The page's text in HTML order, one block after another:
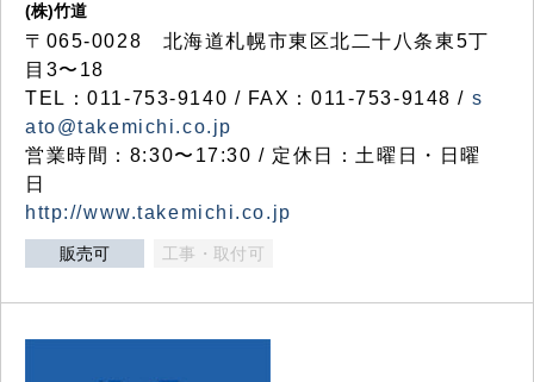
(株)竹道
〒065-0028 北海道札幌市東区北二十八条東5丁
目3〜18
TEL：011-753-9140 / FAX：011-753-9148 / s
ato@takemichi.co.jp
営業時間：8:30〜17:30 / 定休日：土曜日・日曜
日
http://www.takemichi.co.jp
販売可 工事・取付可